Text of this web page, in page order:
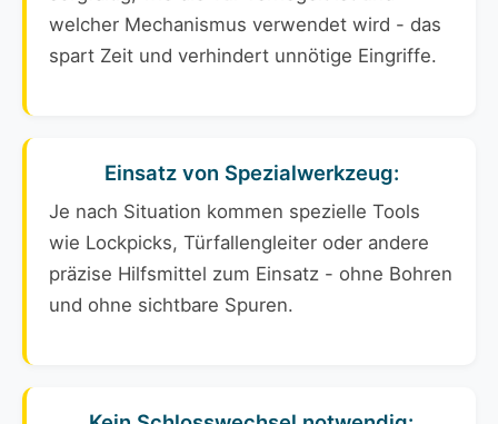
welcher Mechanismus verwendet wird - das
spart Zeit und verhindert unnötige Eingriffe.
Einsatz von Spezialwerkzeug:
Je nach Situation kommen spezielle Tools
wie Lockpicks, Türfallengleiter oder andere
präzise Hilfsmittel zum Einsatz - ohne Bohren
und ohne sichtbare Spuren.